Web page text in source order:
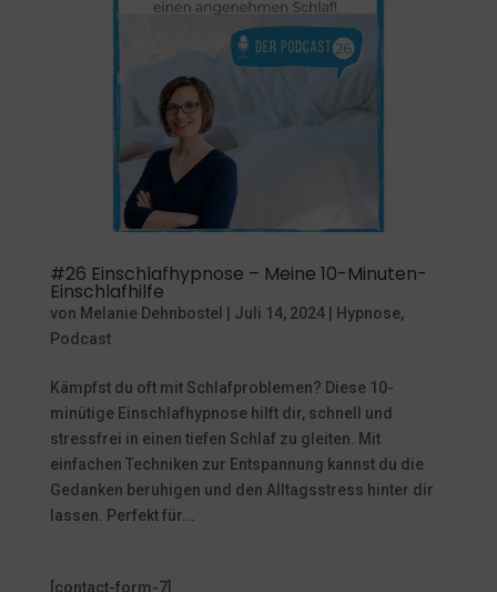
#26 Einschlafhypnose – Meine 10-Minuten-
Einschlafhilfe
von Melanie Dehnbostel Juli 14, 2024| Hypnose,
Podcast
Kämpfst du oft mit Schlafproblemen? Diese 10-
minütige Einschlafhypnose hilft dir, schnell und
stressfrei in einen tiefen Schlaf zu gleiten. Mit
einfachen Techniken zur Entspannung kannst du die
Gedanken beruhigen und den Alltagsstress hinter dir
lassen. Perfekt für...
[contact-form-7]